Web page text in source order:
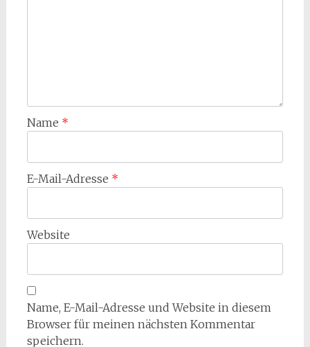
Name *
E-Mail-Adresse *
Website
Name, E-Mail-Adresse und Website in diesem
Browser für meinen nächsten Kommentar
speichern.